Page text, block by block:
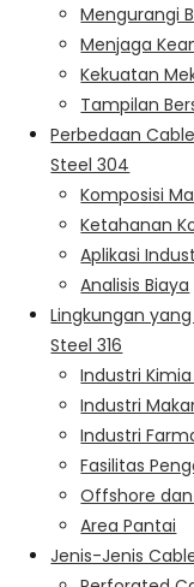
Mengurangi
Menjaga
Kekuatan
Tampilan
Perbedaan
Steel 304
Komposisi
Ketahanan
Aplikasi
Analisis Biaya
Lingkungan
Steel 316
Industri
Industri
Industri
Fasilitas
Offshore
Area Pantai
Jenis-Jenis